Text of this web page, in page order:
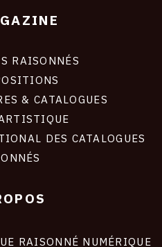
RAISONNÉS
& CATALOGUES
DES CATALOGUES
RAISONNÉ NUMÉRIQUE